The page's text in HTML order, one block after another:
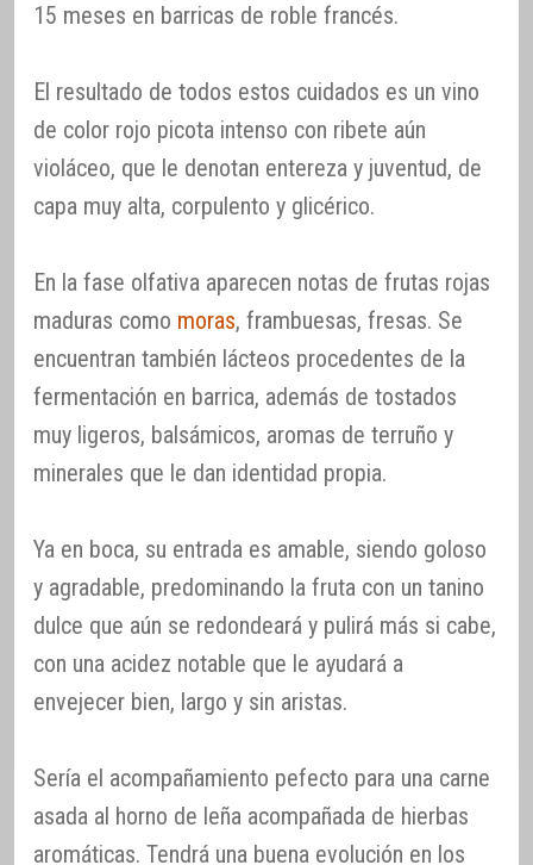
15 meses en barricas de roble francés.
El resultado de todos estos cuidados es un vino
de color rojo picota intenso con ribete aún
violáceo, que le denotan entereza y juventud, de
capa muy alta, corpulento y glicérico.
En la fase olfativa aparecen notas de frutas rojas
maduras como moras, frambuesas, fresas. Se
encuentran también lácteos procedentes de la
fermentación en barrica, además de tostados
muy ligeros, balsámicos, aromas de terruño y
minerales que le dan identidad propia.
Ya en boca, su entrada es amable, siendo goloso
y agradable, predominando la fruta con un tanino
dulce que aún se redondeará y pulirá más si cabe,
con una acidez notable que le ayudará a
envejecer bien, largo y sin aristas.
Sería el acompañamiento pefecto para una carne
asada al horno de leña acompañada de hierbas
aromáticas. Tendrá una buena evolución en los